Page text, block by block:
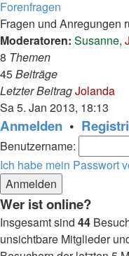
Forenfragen
Fragen und Anregungen
Moderatoren: Susanne,
8 Themen
45Beiträge
Letzter BeitragJolanda
Sa 5. Jan 2013, 18:13
Anmelden •
Benutzername:
Ich habe mein Passwort
Wer ist online?
Insgesamt sind 44
unsichtbare Mitglieder